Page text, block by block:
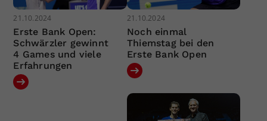
21.10.2024
Erste Bank Open:
Schwärzler gewinnt
4 Games und viele
Erfahrungen
21.10.2024
Noch einmal
Thiemstag bei den
Erste Bank Open